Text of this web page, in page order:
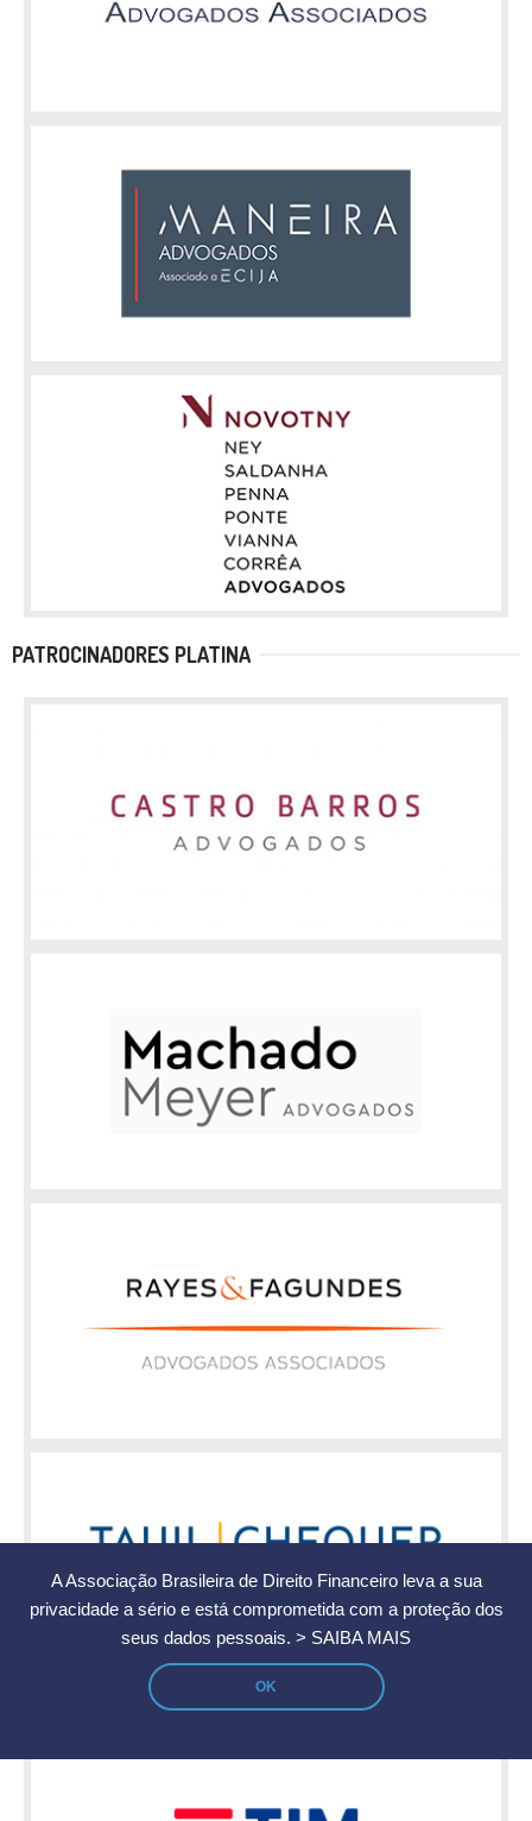
A Associação Brasileira de Direito Financeiro leva a sua
privacidade a sério e está comprometida com a proteção dos
seus dados pessoais. > SAIBA MAIS
OK
PATROCINADORES PLATINA